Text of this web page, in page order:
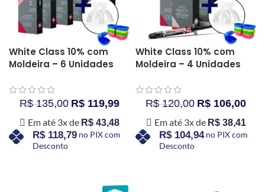
White Class 10% com
Moldeira – 6 Unidades
R$135,00 R$119,99
Em até 3x de R$43,48
R$118,79 no PIX com
Desconto
White Class 10% com
Moldeira – 4 Unidades
R$120,00 R$ 106,00
Em até 3x de R$38,41
R$104,94 no PIX com
Desconto